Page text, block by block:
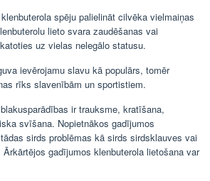
spēju palielināt cilvēka vielmaiņas
lieto svara zaudēšanas vai
uz vielas nelegālo statusu.
ievērojamu slavu kā populārs, tomēr
rīks slavenībām un sportistiem.
ir trauksme, kratīšana,
svīšana. Nopietnākos gadījumos
sirds problēmas kā sirds sirdsklauves vai
Ārkārtējos gadījumos klenbuterola lietošana var